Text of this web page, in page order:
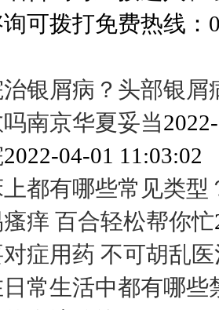
可拨打免费热线：
银屑病？头部银屑
南京华夏妥当
2022-04-01 11:03:02
都有哪些常见类型
痒 百合轻松帮你忙
症用药 不可胡乱
常生活中都有哪些